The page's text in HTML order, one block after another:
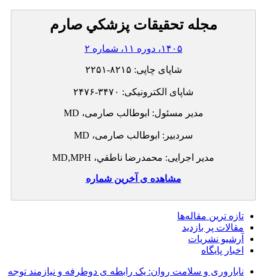
مجله تحقيقات پزشكي صارم
۱۴۰۵، دوره ۱۱، شماره ۲
شاپای چاپی: ۲۲۵۱-۸۲۱۵
شاپای الکترونيکی: ۲۴۷۶-۳۴۷۰
مدير مسئول: ابوطالب صارمی، MD
سردبير: ابوطالب صارمی، MD
مدیر اجرايی: محمدرضا ناطقي، MD,MPH
مشاهده ی آخرین شماره
تازه ‌ترين مقاله‌ها
مقالات پر بازدید
آرشیو نشریات
اخبار پایگاه
ناباروری و سلامت روان: یک رابطه ی دوطرفه و نیازمند توجه